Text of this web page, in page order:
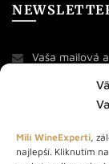
Milí WineExperti,
najlepší. Kliknutím
O NÁS